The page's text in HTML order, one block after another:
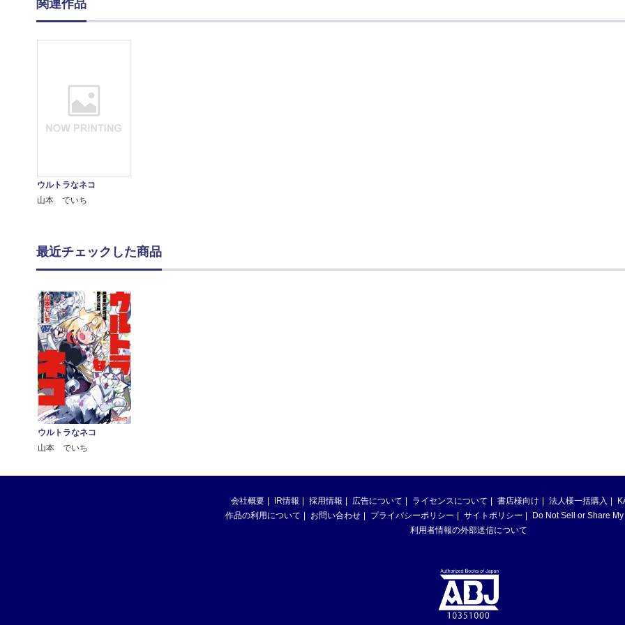
関連作品
ウルトラなネコ
山本 でいち
最近チェックした商品
ウルトラなネコ
山本 でいち
会社概要 IR情報 採用情報 広告について ライセンスについて 書店様向け 法人様一括購入
作品の利用について
お問い合わせ プライバシーポリシー サイトポリシー
Do Not Sell or Share
利用者情報の外部送信について